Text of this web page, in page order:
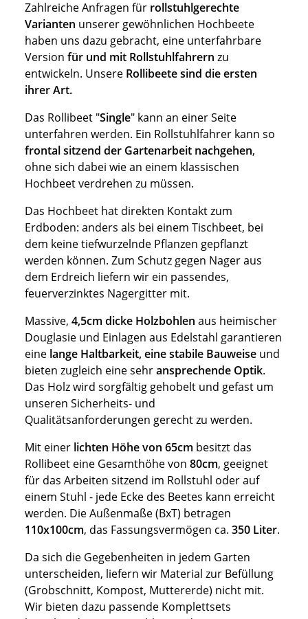
Zahlreiche Anfragen für rollstuhlgerechte
Varianten unserer gewöhnlichen Hochbeete
haben uns dazu gebracht, eine unterfahrbare
Version für und mit Rollstuhlfahrern zu
entwickeln. Unsere Rollibeete sind die ersten
ihrer Art.
Das Rollibeet "Single" kann an einer Seite
unterfahren werden. Ein Rollstuhlfahrer kann so
frontal sitzend der Gartenarbeit nachgehen,
ohne sich dabei wie an einem klassischen
Hochbeet verdrehen zu müssen.
Das Hochbeet hat direkten Kontakt zum
Erdboden: anders als bei einem Tischbeet, bei
dem keine tiefwurzelnde Pflanzen gepflanzt
werden können. Zum Schutz gegen Nager aus
dem Erdreich liefern wir ein passendes,
feuerverzinktes Nagergitter mit.
Massive, 4,5cm dicke Holzbohlen aus heimischer
Douglasie und Einlagen aus Edelstahl garantieren
eine lange Haltbarkeit, eine stabile Bauweise und
bieten zugleich eine sehransprechende Optik.
Das Holz wird sorgfältig gehobelt und gefast um
unseren Sicherheits- und
Qualitätsanforderungen gerecht zu werden.
Mit einer lichten Höhe von 65cm besitzt das
Rollibeet eine Gesamthöhe von 80cm, geeignet
für das Arbeiten sitzend im Rollstuhl oder auf
einem Stuhl - jede Ecke des Beetes kann erreicht
werden. Die Außenmaße (BxT) betragen
110x100cm, das Fassungsvermögen ca. 350 Liter.
Da sich die Gegebenheiten in jedem Garten
unterscheiden, liefern wir Material zur Befüllung
(Grobschnitt, Kompost, Muttererde) nicht mit.
Wir bieten dazu passende Komplettsets